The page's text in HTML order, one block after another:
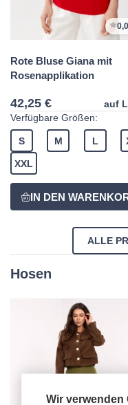
0,0
Rote Bluse Giana mit
Rosenapplikation
42,25 €
auf
Verfügbare Größen:
S M L
XXL
ALLE
Hosen
Wir verwenden